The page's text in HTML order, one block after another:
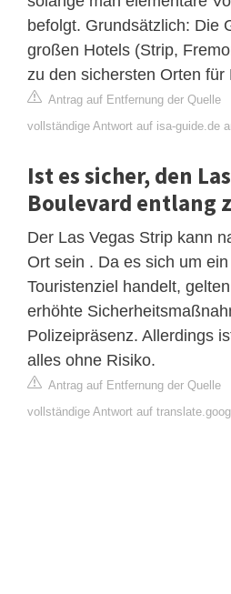
befolgt. Grundsätzlich: Die
großen Hotels (Strip,
zu den sichersten Orten für
Antrag auf Entfernung der Quelle
vollständige Antwort auf isa-guide.de
Ist es sicher, den
Boulevard entlang
Der Las Vegas Strip kann
Ort sein . Da es sich um
Touristenziel handelt,
erhöhte
Polizeipräsenz. Allerdings
alles ohne Risiko.
Antrag auf Entfernung der Quelle
vollständige Antwort auf